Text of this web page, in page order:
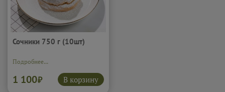
Сочники 750 г (10шт)
Подробнее...
1 100₽ В корзину